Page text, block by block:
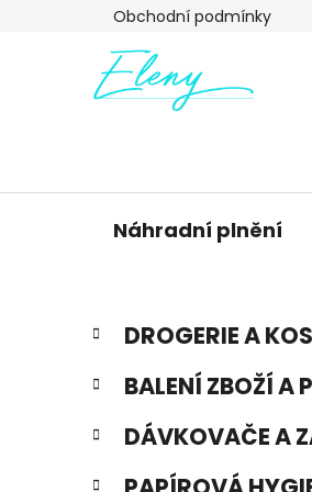
Obchodní podmínky
Náhradní plnění
P
s
r
Přeskočit
kategorie
K
a
e
o
DROGERIE A
BALENÍ ZBOŽÍ A
DÁVKOVAČE A